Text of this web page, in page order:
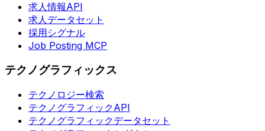
求人情報API
求人データセット
採用シグナル
Job Posting MCP
テクノグラフィックス
テクノロジー検索
テクノグラフィックAPI
テクノグラフィックデータセット